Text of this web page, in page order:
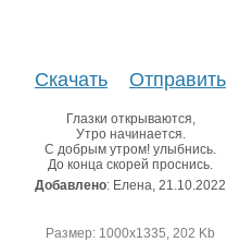
Скачать Отправить
Глазки открываются,
Утро начинается.
С добрым утром! улыбнись.
До конца скорей проснись.
Добавлено: Елена, 21.10.2022
Размер: 1000х1335, 202 Kb